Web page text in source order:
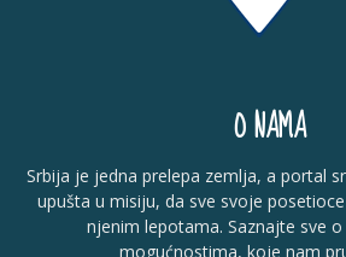
O NAMA
Srbija je jedna prelepa zemlja, a portal
upušta u misiju, da sve svoje
njenim lepotama. Saznajte sve
mogućnostima, koje nam